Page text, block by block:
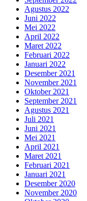
Agustus 2022
Juni 2022
Mei 2022
April 2022
Maret 2022
Februari 2022
Januari 2022
Desember 2021
November 2021
Oktober 2021
September 2021
Agustus 2021
Juli 2021
Juni 2021
Mei 2021
April 2021
Maret 2021
Februari 2021
Januari 2021
Desember 2020
November 2020